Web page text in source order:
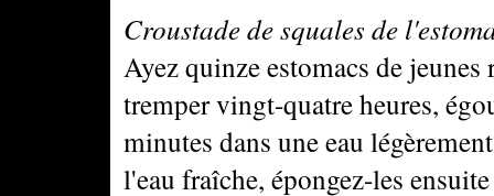
Croustade de squales de
Ayez quinze estomacs de
tremper vingt-quatre heures,
minutes dans une eau
l'eau fraîche, épongez-les